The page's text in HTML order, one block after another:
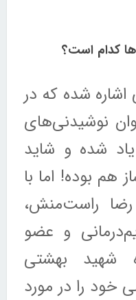
کدام‌ است؟
نوشیدنی اشاره شده که در
نوشیدنی‌های
یاد شده و شاید
هم بوده! اما با
راست‌منش،
و عضو
شهید بهشتی
خود را در مورد